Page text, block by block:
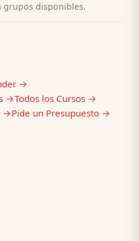
grupos disponibles.
→
→Todos los Cursos →
→Pide un Presupuesto →